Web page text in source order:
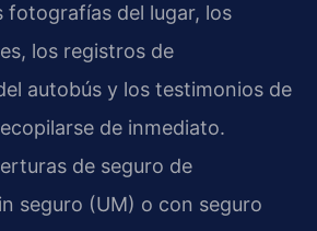
fotografías del lugar, los
los registros de
autobús y los testimonios de
de inmediato.
de seguro de
seguro (UM) o con seguro